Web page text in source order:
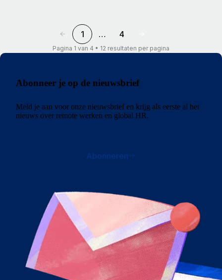
1 … 4
Pagina 1 van 4 • 12 resultaten per pagina
Abonneer je op de nieuwsbrief
Meld je aan voor onze nieuwsbrief en krijg als eerste al het
nieuws over remote werken en global HR.
Abonneren